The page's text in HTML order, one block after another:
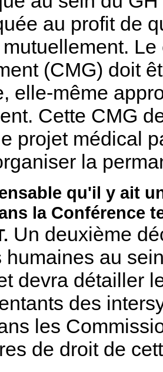
au profit de
(CMG) doit
elle-même
Cette CMG
projet médical
la
qu'il y ait
la Conférence
Un deuxième
humaines au
devra détailler
des
les
de droit de